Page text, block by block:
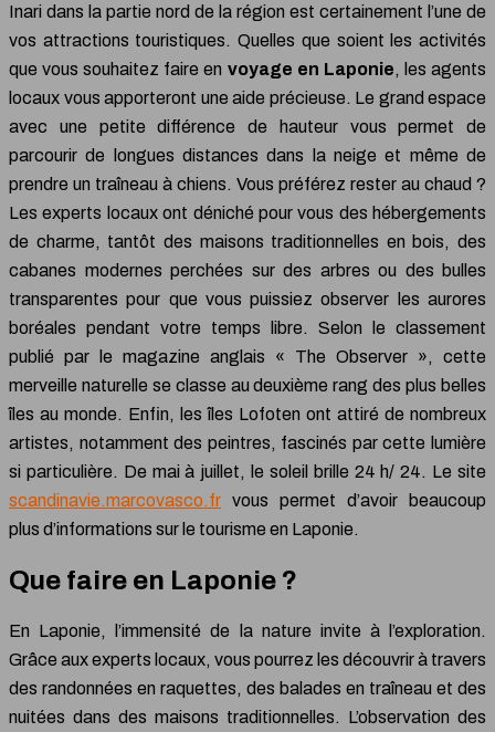
Inari dans la partie nord de la région est certainement l’une de
vos attractions touristiques. Quelles que soient les activités
que vous souhaitez faire en voyage en Laponie, les agents
locaux vous apporteront une aide précieuse. Le grand espace
avec une petite différence de hauteur vous permet de
parcourir de longues distances dans la neige et même de
prendre un traîneau à chiens. Vous préférez rester au chaud ?
Les experts locaux ont déniché pour vous des hébergements
de charme, tantôt des maisons traditionnelles en bois, des
cabanes modernes perchées sur des arbres ou des bulles
transparentes pour que vous puissiez observer les aurores
boréales pendant votre temps libre. Selon le classement
publié par le magazine anglais « The Observer », cette
merveille naturelle se classe au deuxième rang des plus belles
îles au monde. Enfin, les îles Lofoten ont attiré de nombreux
artistes, notamment des peintres, fascinés par cette lumière
si particulière. De mai à juillet, le soleil brille 24 h/ 24. Le site
scandinavie.marcovasco.fr vous permet d’avoir beaucoup
plus d’informations sur le tourisme en Laponie.
Que faire en Laponie ?
En Laponie, l’immensité de la nature invite à l’exploration.
Grâce aux experts locaux, vous pourrez les découvrir à travers
des randonnées en raquettes, des balades en traîneau et des
nuitées dans des maisons traditionnelles. L’observation des